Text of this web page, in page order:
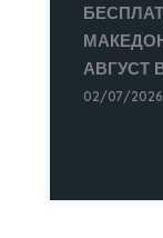
АВГУСТ
02/07/2026